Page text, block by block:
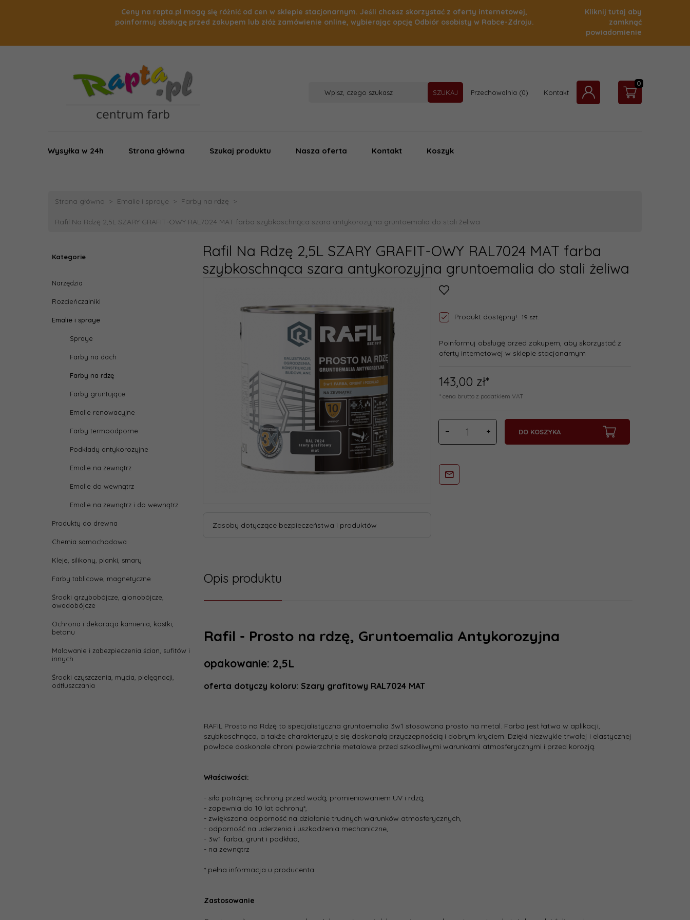
Ceny na rapta.pl mogą się różnić od cen w sklepie stacjonarnym. Jeśli chcesz skorzystać z oferty internetowej,
poinformuj obsługę przed zakupem lub złóż zamówienie online, wybierając opcję Odbiór osobisty w Rabce-Zdroju.
Kliknij tutaj aby
zamknąć
powiadomienie
SZUKAJ Przechowalnia Kontakt
0
Wysyłka w 24h Strona główna Szukaj produktu Nasza oferta Kontakt Koszyk
Strona główna Emalie i spraye Farby na rdzę
Rafil Na Rdzę 2,5L SZARY GRAFIT-OWY RAL7024 MAT farba szybkoschnąca szara antykorozyjna gruntoemalia do stali żeliwa
Kategorie
Narzędzia
Rozcieńczalniki
Emalie i spraye
Spraye
Farby na dach
Farby na rdzę
Farby gruntujące
Emalie renowacyjne
Farby termoodporne
Podkłady antykorozyjne
Emalie na zewnątrz
Emalie do wewnątrz
Emalie na zewnątrz i do wewnątrz
Produkty do drewna
Chemia samochodowa
Kleje, silikony, pianki, smary
Farby tablicowe, magnetyczne
Środki grzybobójcze, glonobójcze,
owadobójcze
Ochrona i dekoracja kamienia, kostki,
betonu
Malowanie i zabezpieczenia ścian, sufitów i
innych
Środki czyszczenia, mycia, pielęgnacji,
odtłuszczania
Rafil Na Rdzę 2,5L SZARY GRAFIT-OWY RAL7024 MAT farba
szybkoschnąca szara antykorozyjna gruntoemalia do stali żeliwa
Zasoby dotyczące bezpieczeństwa i produktów
Produkt dostępny! 19 szt.
Poinformuj obsługę przed zakupem, aby skorzystać z
oferty internetowej w sklepie stacjonarnym
143,00 zł*
* cena brutto z podatkiem VAT
DO KOSZYKA
Opis produktu
Rafil - Prosto na rdzę, Gruntoemalia Antykorozyjna
opakowanie: 2,5L
oferta dotyczy koloru: Szary grafitowy RAL7024 MAT
RAFIL Prosto na Rdzę to specjalistyczna gruntoemalia 3w1 stosowana prosto na metal. Farba jest łatwa w aplikacji,
szybkoschnąca, a także charakteryzuje się doskonałą przyczepnością i dobrym kryciem. Dzięki niezwykle trwałej i elastycznej
powłoce doskonale chroni powierzchnie metalowe przed szkodliwymi warunkami atmosferycznymi i przed korozją.
Właściwości:
- siła potrójnej ochrony przed wodą, promieniowaniem UV i rdzą,
- zapewnia do 10 lat ochrony*,
- zwiększona odporność na działanie trudnych warunków atmosferycznych,
- odporność na uderzenia i uszkodzenia mechaniczne,
- 3w1 farba, grunt i podkład,
- na zewnątrz
* pełna informacja u producenta
Zastosowanie